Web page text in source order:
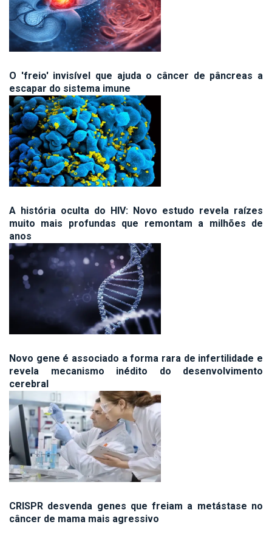
O 'freio' invisível que ajuda o câncer de pâncreas a
escapar do sistema imune
A história oculta do HIV: Novo estudo revela raízes
muito mais profundas que remontam a milhões de
anos
Novo gene é associado a forma rara de infertilidade e
revela mecanismo inédito do desenvolvimento
cerebral
CRISPR desvenda genes que freiam a metástase no
câncer de mama mais agressivo